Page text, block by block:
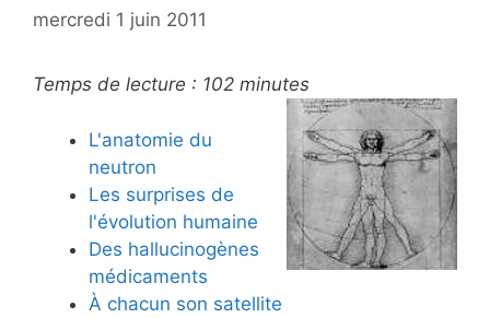
mercredi 1 juin 2011
Temps de lecture : 102 minutes
L'anatomie du
neutron
Les surprises de
l'évolution humaine
Des hallucinogènes
médicaments
À chacun son satellite